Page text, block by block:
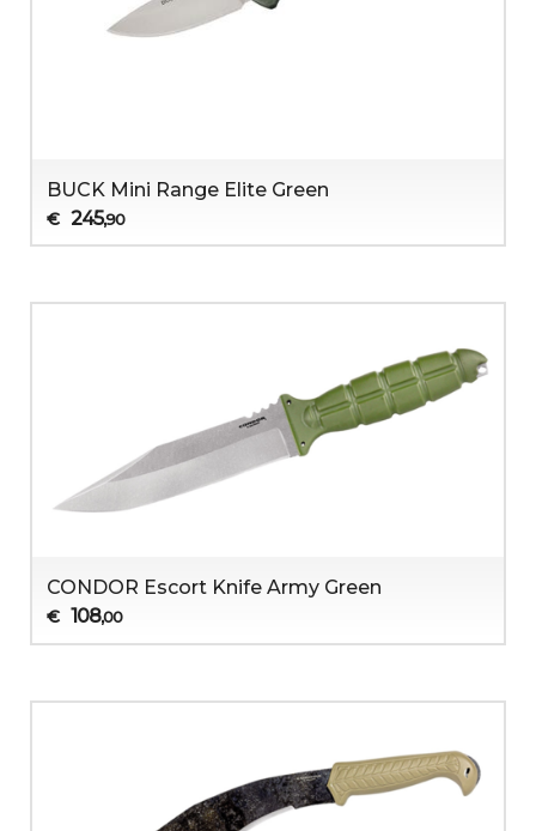
BUCK Mini Range Elite Green
€ 245,90
CONDOR Escort Knife Army Green
€ 108,00